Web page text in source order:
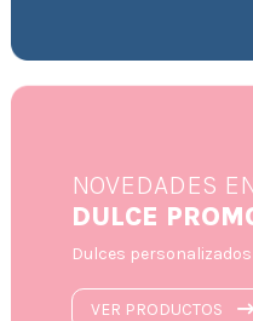
NOVEDADES
DULCE
Dulces
VER PRODUCTOS